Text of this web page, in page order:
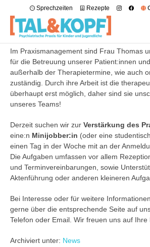
Sprechzeiten Rezepte
Im Praxismanagement sind Frau Thomas
für die Betreuung unserer Patient:innen
außerhalb der Therapietermine, wie auch
zuständig. Durch ihre Arbeit ist die
überhaupt erst möglich, daher sind sie
unseres Teams!
Derzeit suchen wir zur Verstärkung des
eine:n Minijobber:in (oder eine
einen Tag in der Woche mit an der
Die Aufgaben umfassen vor allem
und Terminvereinbarungen, sowie
Aktenführung oder anderen kleineren
Bei Interesse oder für weitere
gerne über die entsprechende Seite auf
Telefon oder Email. Wir freuen uns auf Ihre
Archiviert unter: News